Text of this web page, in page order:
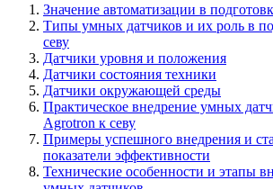
Значение автоматизации в
Типы умных датчиков и их роль в
севу
Датчики уровня и положения
Датчики состояния техники
Датчики окружающей среды
Практическое внедрение умных
Agrotron к севу
Примеры успешного внедрения и
показатели эффективности
Технические особенности и этапы